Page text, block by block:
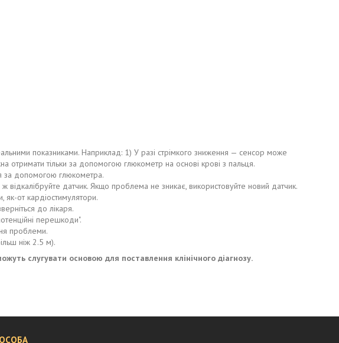
показниками. Наприклад: 1) У разі стрімкого зниження — сенсор може
отримати тільки за допомогою глюкометр на основі крові з пальця.
за допомогою глюкометра.
відкалібруйте датчик. Якщо проблема не зникає, використовуйте новий датчик.
як-от кардіостимулятори.
до лікаря.
перешкоди".
проблеми.
ніж 2.5 м).
слугувати основою для поставлення клінічного діагнозу.